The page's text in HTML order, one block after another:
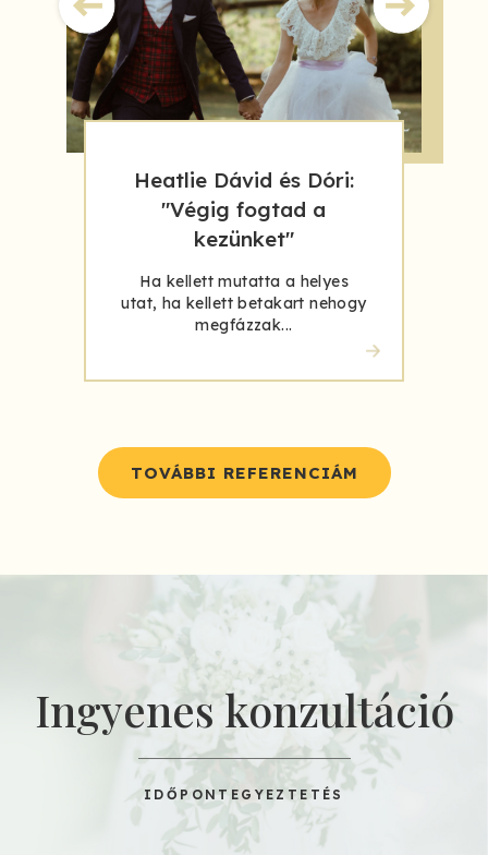
Heatlie Dávid és Dóri:
"Végig fogtad a
kezünket"
Ha kellett mutatta a helyes
utat, ha kellett betakart nehogy
megfázzak...
TOVÁBBI REFERENCIÁM
Ingyenes konzultáció
IDŐPONTEGYEZTETÉS